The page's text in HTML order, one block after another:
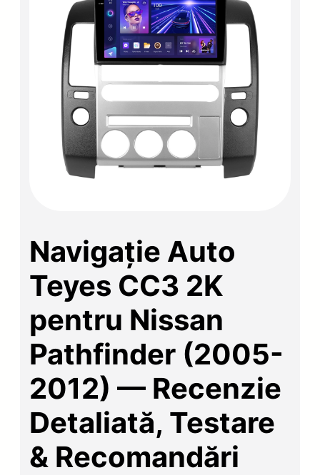
Navigație Auto
Teyes CC3 2K
pentru Nissan
Pathfinder (2005-
2012) — Recenzie
Detaliată, Testare
& Recomandări